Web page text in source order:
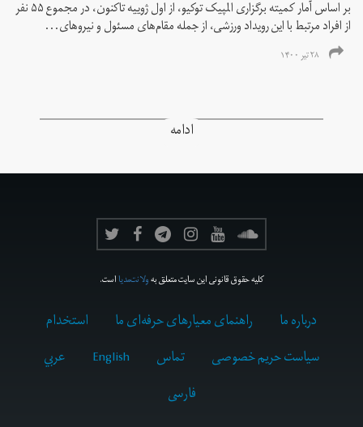
بر اساس آمار کمیته برگزاری المپیک توکیو، از اول ژوییه تاکنون، در مجموع ۵۵ نفر
از افراد مرتبط با این رویداد ورزشی، از جمله مقام‌های مسئول و نیروهای...
۲۸ تیر ۱۴۰۰
ادامه
کلیه حقوق قانونی این سایت متعلق بهولانت‌مدیااست.
درباره ما راهنمای معیارهای حرفه‌ای ما
استخدام
سیاست حریم خصوصی
تماس English
عربي
فارسى